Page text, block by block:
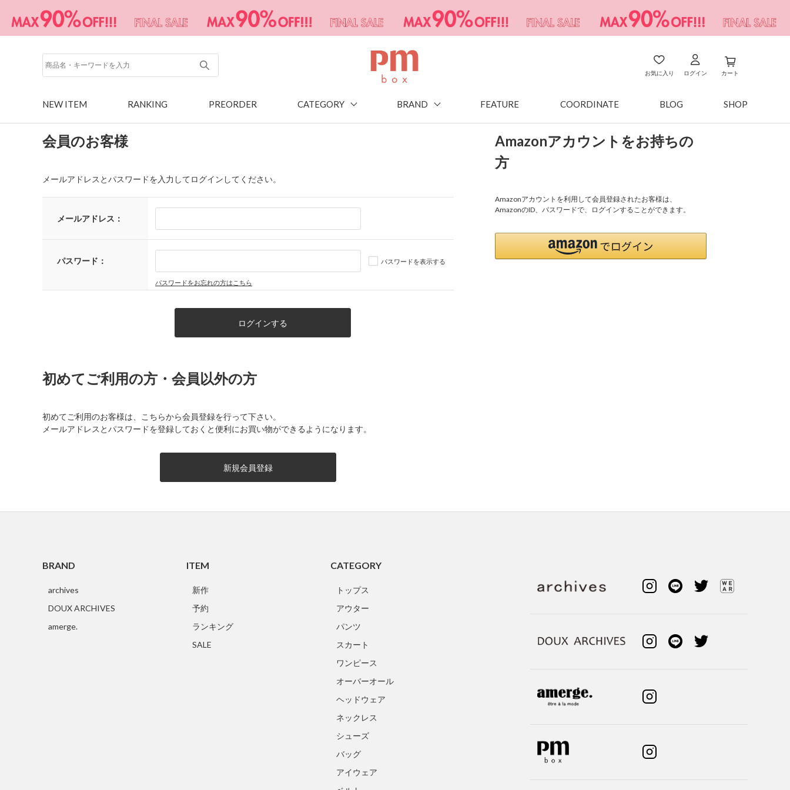
お気に入り ログイン カート
NEW ITEM RANKING PREORDER CATEGORY BRAND FEATURE COORDINATE BLOG SHOP
会員のお客様
メールアドレスとパスワードを入力してログインしてください。
メールアドレス：
パスワード： パスワードを表示する
パスワードをお忘れの方はこちら
Amazonアカウントをお持ちの
方
Amazonアカウントを利用して会員登録されたお客様は、
AmazonのID、パスワードで、ログインすることができます。
初めてご利用の方・会員以外の方
初めてご利用のお客様は、こちらから会員登録を行って下さい。
メールアドレスとパスワードを登録しておくと便利にお買い物ができるようになります。
BRAND
archives
DOUX ARCHIVES
amerge.
ITEM
新作
予約
ランキング
SALE
CATEGORY
トップス
アウター
パンツ
スカート
ワンピース
オーバーオール
ヘッドウェア
ネックレス
シューズ
バッグ
アイウェア